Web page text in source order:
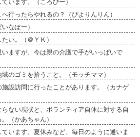
います。（ころぴー）
行ったらやれるの？（ぴよりんりん）
なぽー）
い。（＠ＹＫ）
ますが、今は親の介護で手がいっぱいで
のゴミを拾うこと。（モッチママ）
設訪問に行ったことがあります。（カナゲ
ない現状と、ボランティア自体に対する自
（かあちゃん）
います。夏休みなど、毎日のように通いま